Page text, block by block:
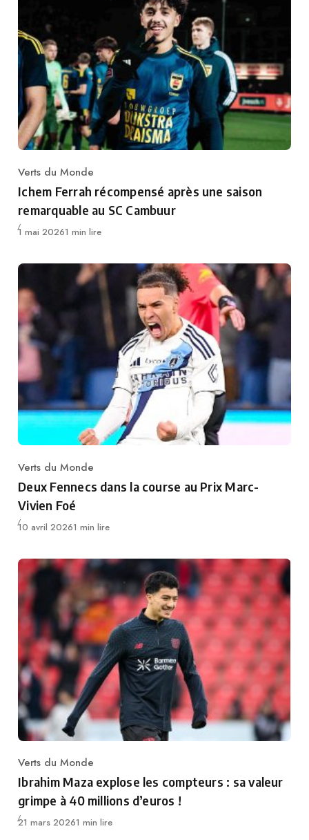
Category
Verts du Monde
Ichem Ferrah récompensé après une saison
remarquable au SC Cambuur
Publié
1 mai 20261 min lire
Category
Verts du Monde
Deux Fennecs dans la course au Prix Marc-
Vivien Foé
Publié
10 avril 20261 min lire
Category
Verts du Monde
Ibrahim Maza explose les compteurs : sa valeur
grimpe à 40 millions d’euros !
Publié
21 mars 20261 min lire